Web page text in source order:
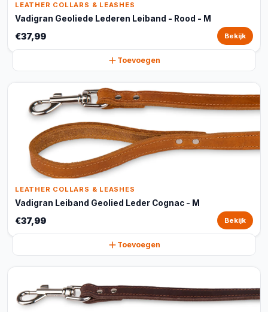
LEATHER COLLARS & LEASHES
Vadigran Geoliede Lederen Leiband - Rood - M
€37,99 Bekijk
Toevoegen
LEATHER COLLARS & LEASHES
Vadigran Leiband Geolied Leder Cognac - M
€37,99 Bekijk
Toevoegen